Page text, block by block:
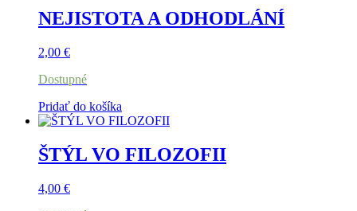
NEJISTOTA A ODHODLÁNÍ
2,00 €
Dostupné
Pridať do košíka
ŠTÝL VO FILOZOFII
4,00 €